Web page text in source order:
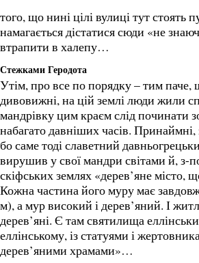
того, що нині цілі вулиці тут стоять
намагається дістатися сюди «не
втрапити в халепу…
Стежками Геродота
Утім, про все по порядку – тим паче,
дивовижні, на цій землі люди жили
мандрівку цим краєм слід починати
набагато давніших часів.
бо саме тоді славетний
вирушив у свої мандри світами й, з-
скіфських землях «дерев’яне місто,
Кожна частина його муру має
м), а мур високий і дерев’яний. І
дерев’яні. Є там святилища
еллінському, із статуями і
дерев’яними храмами»…